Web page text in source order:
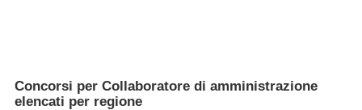
Concorsi per Collaboratore di amministrazione
elencati per regione